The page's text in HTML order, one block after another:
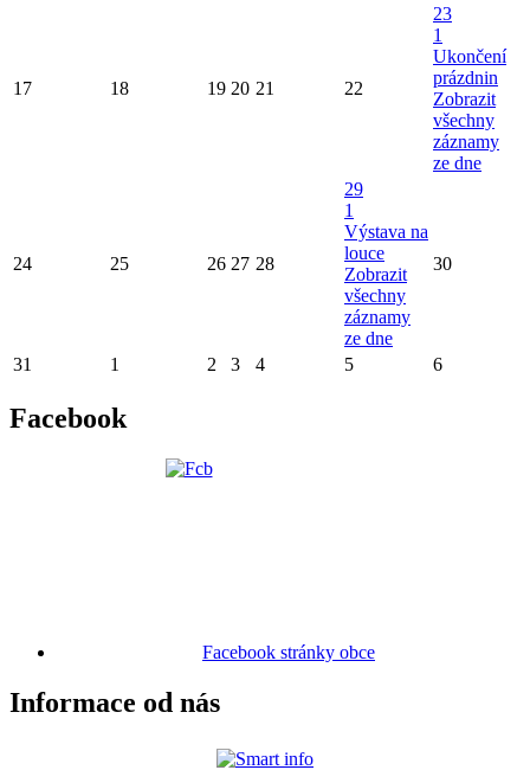
17 18 19 20 21 22
23
1
Ukončení
prázdnin
Zobrazit
všechny
záznamy
ze dne
24 25 26 27 28
29
1
Výstava na
louce
Zobrazit
všechny
záznamy
ze dne
30
31 1 2 3 4 5 6
Facebook
Facebook stránky obce
Informace od nás